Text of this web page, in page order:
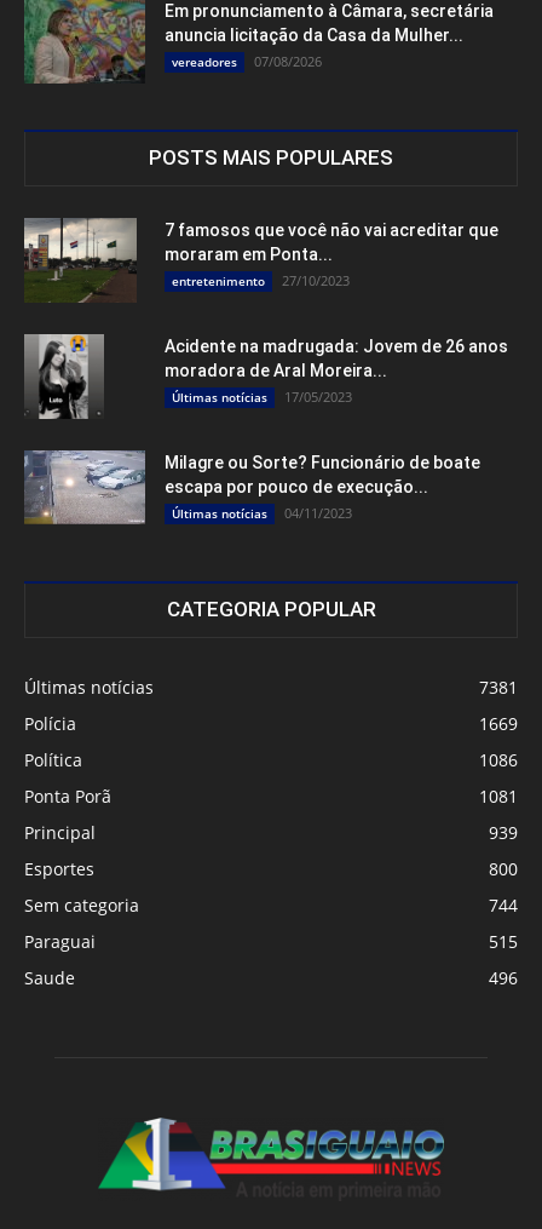
Em pronunciamento à Câmara, secretária
anuncia licitação da Casa da Mulher...
vereadores 07/08/2026
POSTS MAIS POPULARES
7 famosos que você não vai acreditar que
moraram em Ponta...
entretenimento 27/10/2023
Acidente na madrugada: Jovem de 26 anos
moradora de Aral Moreira...
Últimas notícias 17/05/2023
Milagre ou Sorte? Funcionário de boate
escapa por pouco de execução...
Últimas notícias 04/11/2023
CATEGORIA POPULAR
Últimas notícias
7381
Polícia
1669
Política
1086
Ponta Porã
1081
Principal
939
Esportes
800
Sem categoria
744
Paraguai
515
Saude
496